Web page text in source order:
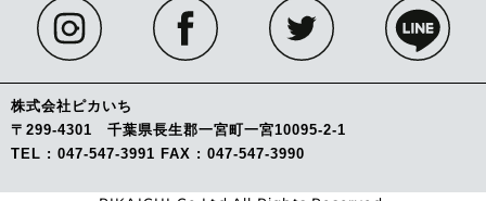
株式会社ピカいち
〒299-4301 千葉県長生郡一宮町一宮10095-2-1
TEL : 047-547-3991 FAX : 047-547-3990